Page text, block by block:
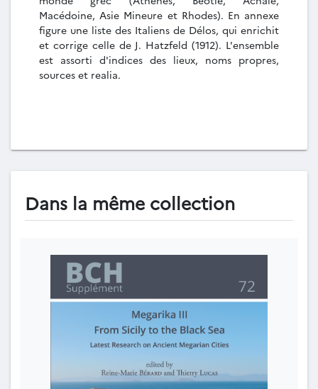
Macédoine, Asie Mineure et Rhodes). En annexe
figure une liste des Italiens de Délos, qui enrichit
et corrige celle de J. Hatzfeld (1912). L'ensemble
est assorti d'indices des lieux, noms propres,
sources et realia.
Dans la même collection